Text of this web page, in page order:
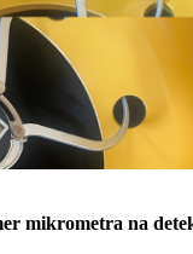
mikrometra na